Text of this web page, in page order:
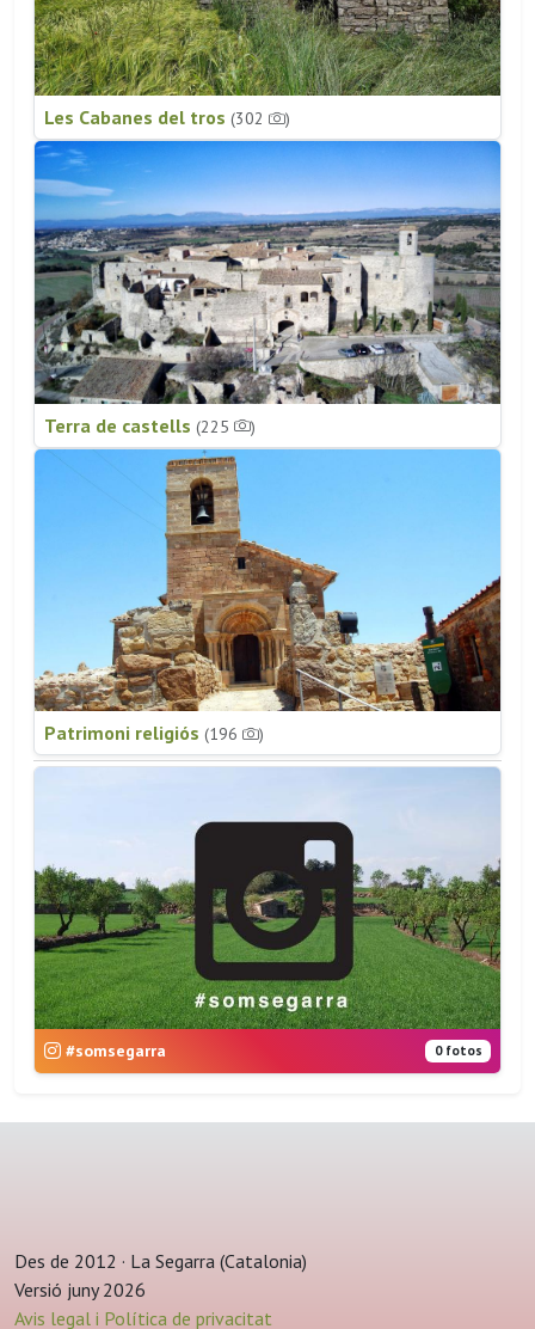
Les Cabanes del tros (302 )
Terra de castells (225 )
Patrimoni religiós (196 )
#somsegarra 0 fotos
Des de 2012 · La Segarra (Catalonia)
Versió juny 2026
Avis legal i Política de privacitat